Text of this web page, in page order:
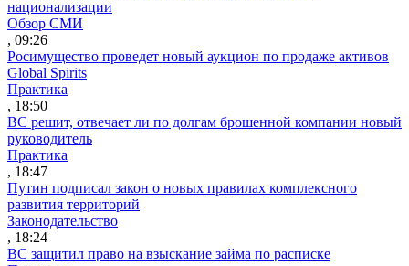
национализации
Обзор СМИ
, 09:26
Росимущество проведет новый аукцион по продаже активов
Global Spirits
Практика
, 18:50
ВС решит, отвечает ли по долгам брошенной компании новый
руководитель
Практика
, 18:47
Путин подписал закон о новых правилах комплексного
развития территорий
Законодательство
, 18:24
ВС защитил право на взыскание займа по расписке